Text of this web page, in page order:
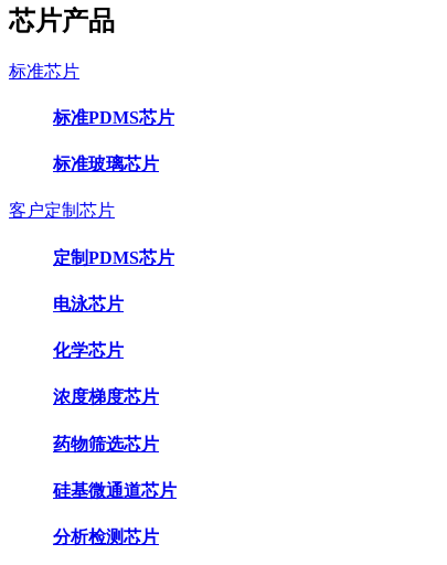
芯片产品
标准芯片
标准PDMS芯片
标准玻璃芯片
客户定制芯片
定制PDMS芯片
电泳芯片
化学芯片
浓度梯度芯片
药物筛选芯片
硅基微通道芯片
分析检测芯片